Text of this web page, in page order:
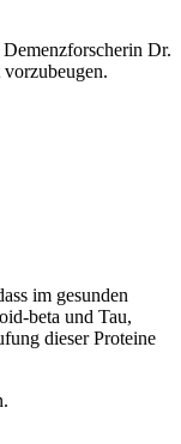
Dr.
im gesunden
beta und Tau,
dieser Proteine